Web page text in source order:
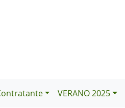
VERANO 2025